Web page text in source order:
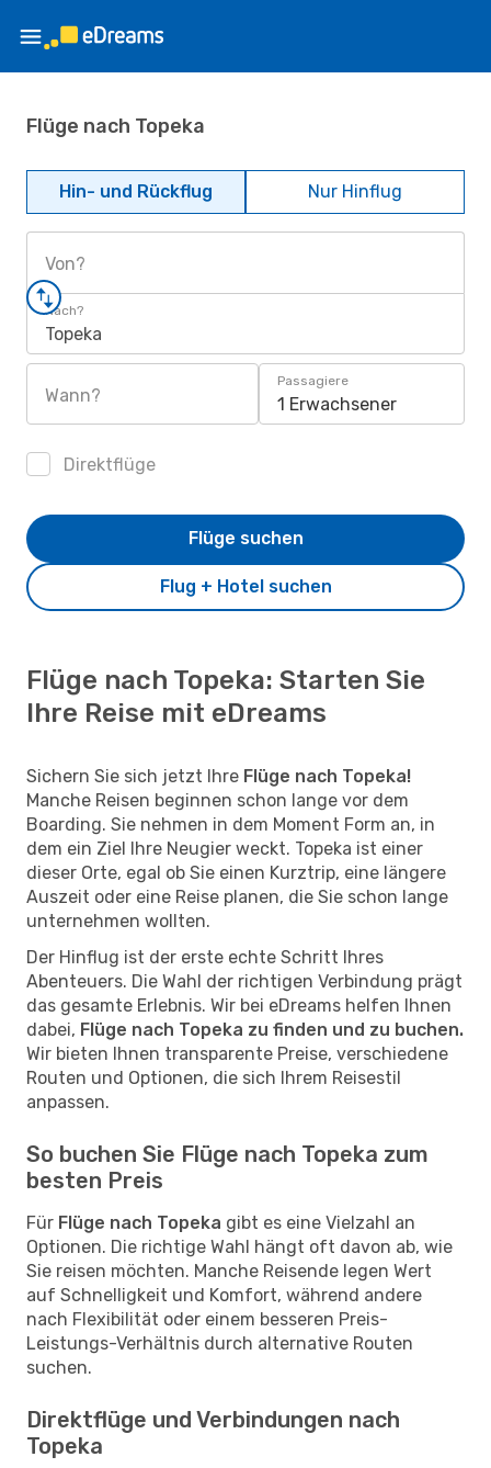
Flüge nach Topeka
Hin- und Rückflug Nur Hinflug
Von?
Nach?
Topeka
Wann?
Passagiere
1 Erwachsener
Direktflüge
Flug + Hotel suchen
Flüge suchen
Flüge nach Topeka: Starten Sie
Ihre Reise mit eDreams
Sichern Sie sich jetzt Ihre Flüge nach Topeka!
Manche Reisen beginnen schon lange vor dem
Boarding. Sie nehmen in dem Moment Form an, in
dem ein Ziel Ihre Neugier weckt. Topeka ist einer
dieser Orte, egal ob Sie einen Kurztrip, eine längere
Auszeit oder eine Reise planen, die Sie schon lange
unternehmen wollten.
Der Hinflug ist der erste echte Schritt Ihres
Abenteuers. Die Wahl der richtigen Verbindung prägt
das gesamte Erlebnis. Wir bei eDreams helfen Ihnen
dabei, Flüge nach Topeka zu finden und zu buchen.
Wir bieten Ihnen transparente Preise, verschiedene
Routen und Optionen, die sich Ihrem Reisestil
anpassen.
So buchen Sie Flüge nach Topeka zum
besten Preis
Für Flüge nach Topeka gibt es eine Vielzahl an
Optionen. Die richtige Wahl hängt oft davon ab, wie
Sie reisen möchten. Manche Reisende legen Wert
auf Schnelligkeit und Komfort, während andere
nach Flexibilität oder einem besseren Preis-
Leistungs-Verhältnis durch alternative Routen
suchen.
Direktflüge und Verbindungen nach
Topeka